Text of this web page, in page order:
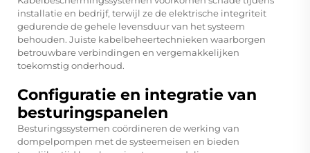
installatie en bedrijf, terwijl ze de elektrische integriteit
gedurende de gehele levensduur van het systeem
behouden. Juiste kabelbeheertechnieken waarborgen
betrouwbare verbindingen en vergemakkelijken
toekomstig onderhoud.
Configuratie en integratie van
besturingspanelen
Besturingssystemen coördineren de werking van
dompelpompen met de systeemeisen en bieden